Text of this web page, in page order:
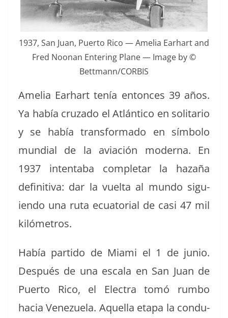
1937, San Juan, Puer­to Rico — Amelia Earhart and
Fred Noo­nan Enter­ing Plane — Image by ©
Bettmann/CORBIS
Amelia Earhart tenía entonces 39 años.
Ya había cruza­do el Atlán­ti­co en soli­tario
y se había trans­for­ma­do en sím­bo­lo
mundi­al de la aviación mod­er­na. En
1937 intenta­ba com­ple­tar la haz­a­ña
defin­i­ti­va: dar la vuelta al mun­do sigu­
ien­do una ruta ecu­a­to­r­i­al de casi 47 mil
kilómetros.
Había par­tido de Mia­mi el 1 de junio.
Después de una escala en San Juan de
Puer­to Rico, el Elec­tra tomó rum­bo
hacia Venezuela. Aque­l­la eta­pa la con­du­